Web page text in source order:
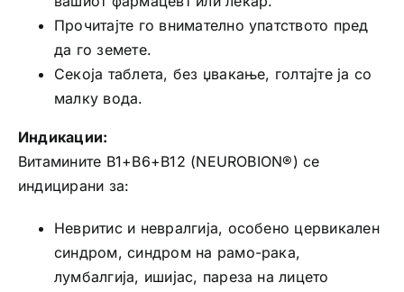
Прочитајте го внимателно упатството пред
да го земете.
Секоја таблета, без џвакање, голтајте ја со
малку вода.
Индикации:
Витамините B1+B6+B12 (NEUROBION®) се
индицирани за:
Невритис и невралгија, особено цервикален
синдром, синдром на рамо-рака,
лумбалгија, ишијас, пареза на лицето